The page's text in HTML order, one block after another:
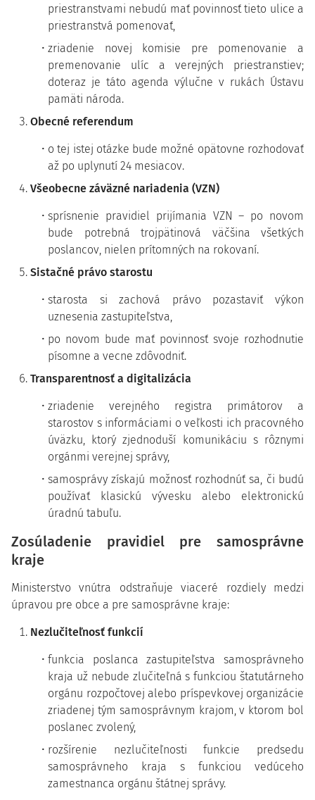
priestranstvami nebudú mať povinnosť tieto ulice a
priestranstvá pomenovať,
zriadenie novej komisie pre pomenovanie a
premenovanie ulíc a verejných priestranstiev;
doteraz je táto agenda výlučne v rukách Ústavu
pamäti národa.
Obecné referendum
o tej istej otázke bude možné opätovne rozhodovať
až po uplynutí 24 mesiacov.
Všeobecne záväzné nariadenia (VZN)
sprísnenie pravidiel prijímania VZN – po novom
bude potrebná trojpätinová väčšina všetkých
poslancov, nielen prítomných na rokovaní.
Sistačné právo starostu
starosta si zachová právo pozastaviť výkon
uznesenia zastupiteľstva,
po novom bude mať povinnosť svoje rozhodnutie
písomne a vecne zdôvodniť.
Transparentnosť a digitalizácia
zriadenie verejného registra primátorov a
starostov s informáciami o veľkosti ich pracovného
úväzku, ktorý zjednoduší komunikáciu s rôznymi
orgánmi verejnej správy,
samosprávy získajú možnosť rozhodnúť sa, či budú
používať klasickú vývesku alebo elektronickú
úradnú tabuľu.
Zosúladenie pravidiel pre samosprávne
kraje
Ministerstvo vnútra odstraňuje viaceré rozdiely medzi
úpravou pre obce a pre samosprávne kraje:
Nezlučiteľnosť funkcií
funkcia poslanca zastupiteľstva samosprávneho
kraja už nebude zlučiteľná s funkciou štatutárneho
orgánu rozpočtovej alebo príspevkovej organizácie
zriadenej tým samosprávnym krajom, v ktorom bol
poslanec zvolený,
rozšírenie nezlučiteľnosti funkcie predsedu
samosprávneho kraja s funkciou vedúceho
zamestnanca orgánu štátnej správy.